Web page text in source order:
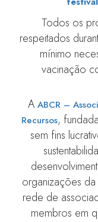
Todos os
respeitados
mínimo
vacinação
A ABCR –
Recursos,
sem fins
organizações
rede de
membros em